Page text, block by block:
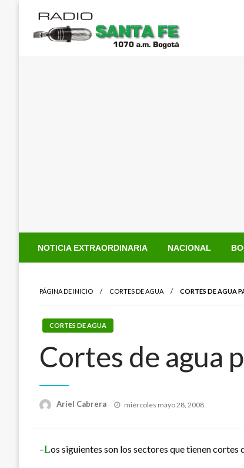
contenido
NOTICIA EXTRAORDINARIA NACIONAL
PÁGINA DE INICIO CORTES DE AGUA CORTES DE AGUA
CORTES DE AGUA
Cortes de agua
Ariel Cabrera
Publicado
miércoles mayo 28, 2008
–Los siguientes son los sectores que tienen cortes